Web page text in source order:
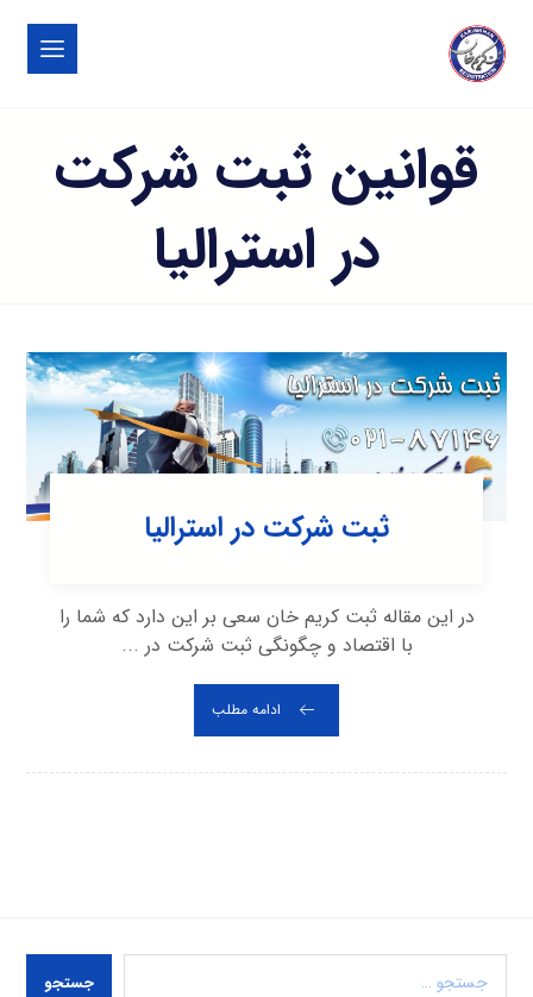
قوانین ثبت شرکت
در استرالیا
ثبت شرکت در استرالیا
در این مقاله ثبت کریم خان سعی بر این دارد که شما را
با اقتصاد و چگونگی ثبت شرکت در ...
ادامه مطلب
جستجو